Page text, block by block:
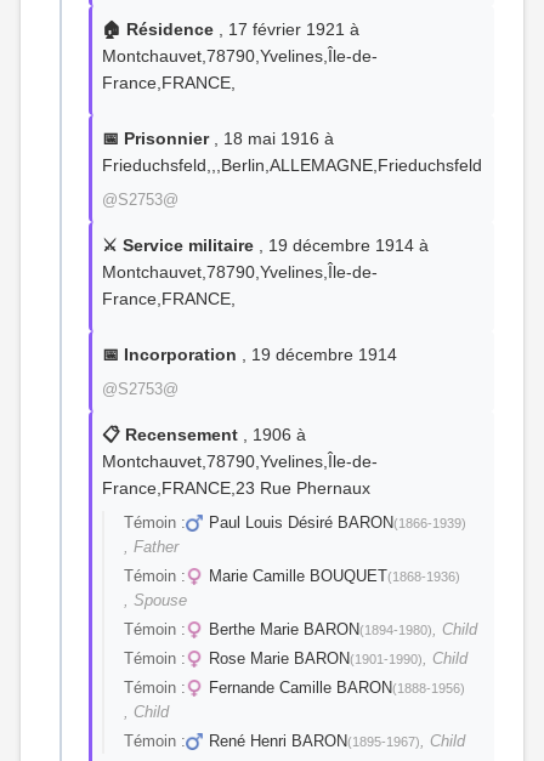
🏠 Résidence , 17 février 1921 à
Montchauvet,78790,Yvelines,Île-de-
France,FRANCE,
📅 Prisonnier, 18 mai 1916 à
Frieduchsfeld,,,Berlin,ALLEMAGNE,Frieduchsfeld
@S2753@
⚔️ Service militaire , 19 décembre 1914 à
Montchauvet,78790,Yvelines,Île-de-
France,FRANCE,
📅 Incorporation , 19 décembre 1914
@S2753@
📋 Recensement , 1906 à
Montchauvet,78790,Yvelines,Île-de-
France,FRANCE,23 Rue Phernaux
Témoin : Paul Louis Désiré BARON(1866-1939)
, Father
Témoin :
Marie Camille BOUQUET(1868-1936)
, Spouse
Témoin :
Berthe Marie BARON(1894-1980), Child
Témoin :
Rose Marie BARON(1901-1990), Child
Témoin :
Fernande Camille BARON(1888-1956)
, Child
Témoin :
René Henri BARON(1895-1967), Child